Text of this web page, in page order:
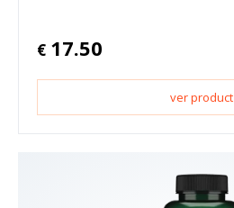
€ 17.50
ver product